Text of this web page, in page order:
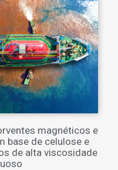
magnéticos e
base de celulose e
de alta viscosidade